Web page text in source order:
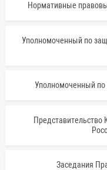
Нормативные
Уполномоченный по
Уполномоченный по
Представительство
Заседания